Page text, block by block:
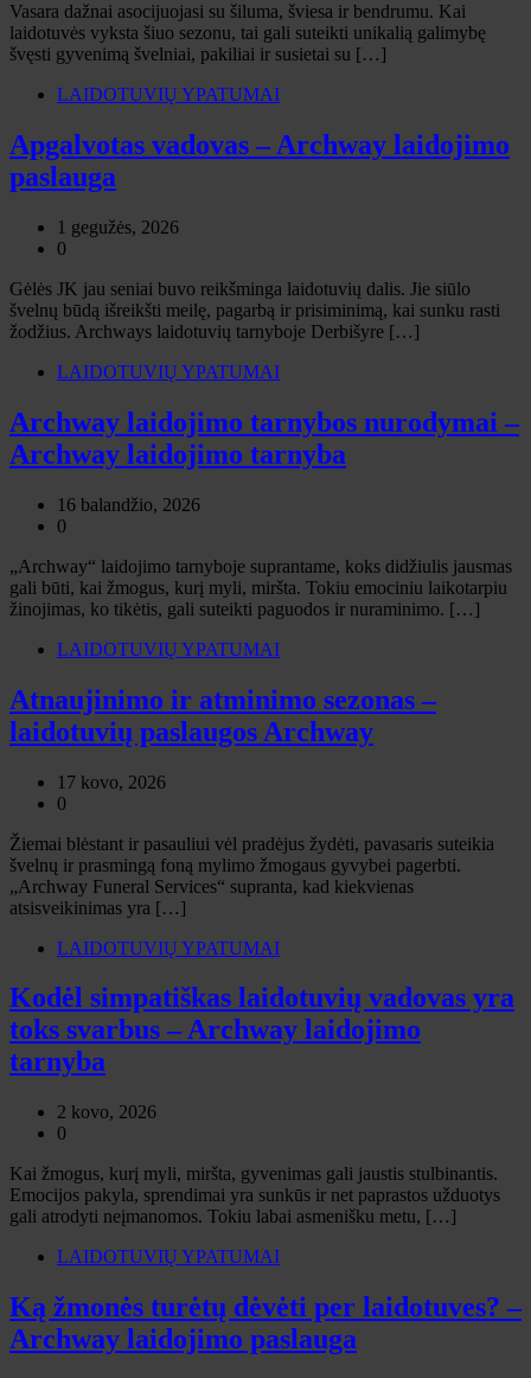
Vasara dažnai asocijuojasi su šiluma, šviesa ir bendrumu. Kai
laidotuvės vyksta šiuo sezonu, tai gali suteikti unikalią galimybę
švęsti gyvenimą švelniai, pakiliai ir susietai su […]
LAIDOTUVIŲ YPATUMAI
Apgalvotas vadovas – Archway laidojimo
paslauga
1 gegužės, 2026
0
Gėlės JK jau seniai buvo reikšminga laidotuvių dalis. Jie siūlo
švelnų būdą išreikšti meilę, pagarbą ir prisiminimą, kai sunku rasti
žodžius. Archways laidotuvių tarnyboje Derbišyre […]
LAIDOTUVIŲ YPATUMAI
Archway laidojimo tarnybos nurodymai –
Archway laidojimo tarnyba
16 balandžio, 2026
0
„Archway“ laidojimo tarnyboje suprantame, koks didžiulis jausmas
gali būti, kai žmogus, kurį myli, miršta. Tokiu emociniu laikotarpiu
žinojimas, ko tikėtis, gali suteikti paguodos ir nuraminimo. […]
LAIDOTUVIŲ YPATUMAI
Atnaujinimo ir atminimo sezonas –
laidotuvių paslaugos Archway
17 kovo, 2026
0
Žiemai blėstant ir pasauliui vėl pradėjus žydėti, pavasaris suteikia
švelnų ir prasmingą foną mylimo žmogaus gyvybei pagerbti.
„Archway Funeral Services“ supranta, kad kiekvienas
atsisveikinimas yra […]
LAIDOTUVIŲ YPATUMAI
Kodėl simpatiškas laidotuvių vadovas yra
toks svarbus – Archway laidojimo
tarnyba
2 kovo, 2026
0
Kai žmogus, kurį myli, miršta, gyvenimas gali jaustis stulbinantis.
Emocijos pakyla, sprendimai yra sunkūs ir net paprastos užduotys
gali atrodyti neįmanomos. Tokiu labai asmenišku metu, […]
LAIDOTUVIŲ YPATUMAI
Ką žmonės turėtų dėvėti per laidotuves? –
Archway laidojimo paslauga